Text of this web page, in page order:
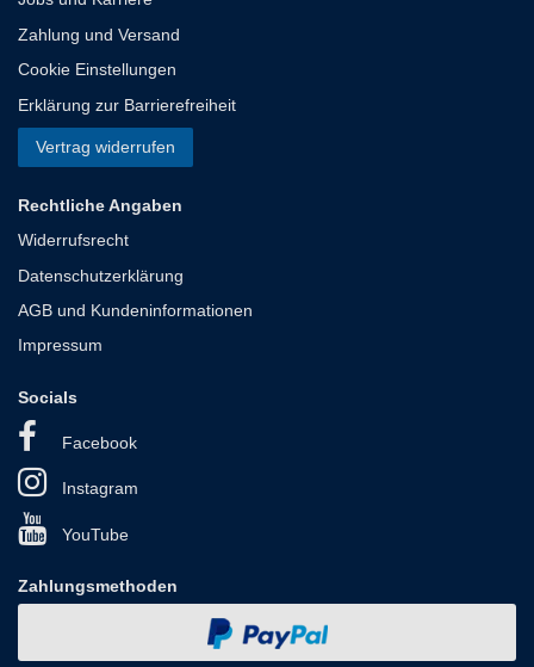
Zahlung und Versand
Cookie Einstellungen
Erklärung zur Barrierefreiheit
Vertrag widerrufen
Rechtliche Angaben
Widerrufsrecht
Datenschutzerklärung
AGB und Kundeninformationen
Impressum
Socials
Facebook
Instagram
YouTube
Zahlungsmethoden